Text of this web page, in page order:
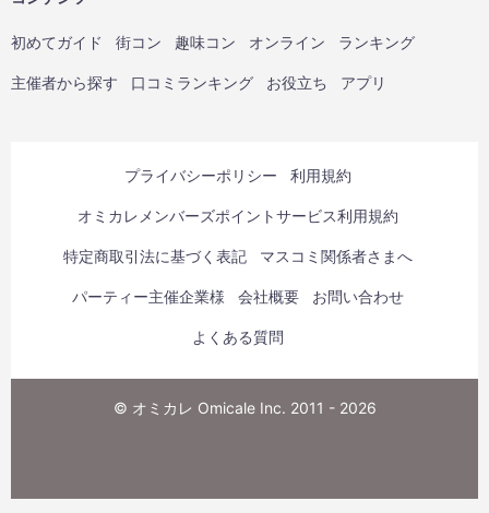
初めてガイド 街コン 趣味コン オンライン ランキング
主催者から探す 口コミランキング お役立ち アプリ
プライバシーポリシー 利用規約
オミカレメンバーズポイントサービス利用規約
特定商取引法に基づく表記 マスコミ関係者さまへ
パーティー主催企業様 会社概要 お問い合わせ
よくある質問
© オミカレ Omicale Inc. 2011 - 2026